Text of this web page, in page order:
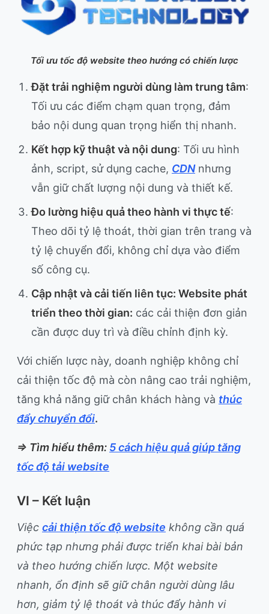
Tối ưu tốc độ website theo hướng có chiến lược
Đặt trải nghiệm người dùng làm trung tâm:
Tối ưu các điểm chạm quan trọng, đảm
bảo nội dung quan trọng hiển thị nhanh.
Kết hợp kỹ thuật và nội dung: Tối ưu hình
ảnh, script, sử dụng cache, CDNnhưng
vẫn giữ chất lượng nội dung và thiết kế.
Đo lường hiệu quả theo hành vi thực tế:
Theo dõi tỷ lệ thoát, thời gian trên trang và
tỷ lệ chuyển đổi, không chỉ dựa vào điểm
số công cụ.
Cập nhật và cải tiến liên tục: Website phát
triển theo thời gian: các cải thiện đơn giản
cần được duy trì và điều chỉnh định kỳ.
Với chiến lược này, doanh nghiệp không chỉ
cải thiện tốc độ mà còn nâng cao trải nghiệm,
tăng khả năng giữ chân khách hàng và thúc
đẩy chuyển đổi.
=> Tìm hiểu thêm: 5 cách hiệu quả giúp tăng
tốc độ tải website
VI – Kết luận
Việc cải thiện tốc độ website không cần quá
phức tạp nhưng phải được triển khai bài bản
và theo hướng chiến lược. Một website
nhanh, ổn định sẽ giữ chân người dùng lâu
hơn, giảm tỷ lệ thoát và thúc đẩy hành vi